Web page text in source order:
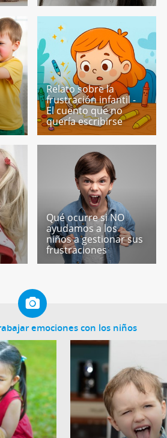
Relato sobre la
frustración infantil -
El cuento que no
quería escribirse
Qué ocurre si NO
ayudamos a los
niños a gestionar sus
frustraciones
emociones con los niños